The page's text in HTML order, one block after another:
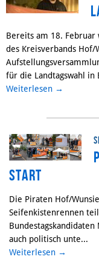
Bereits am 18.
des Kreisverbands
für die Landtagswahl in
Weiterlesen →
Start
Die Piraten Hof/
Seifenkistenrennen
auch politisch unte...
Weiterlesen →